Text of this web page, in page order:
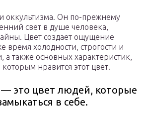
оккультизма. Он по-прежнему
свет в душе человека,
Цвет создает ощущение
время холодности, строгости и
а также основных характеристик,
нравится этот цвет.
это цвет людей, которые
в себе.